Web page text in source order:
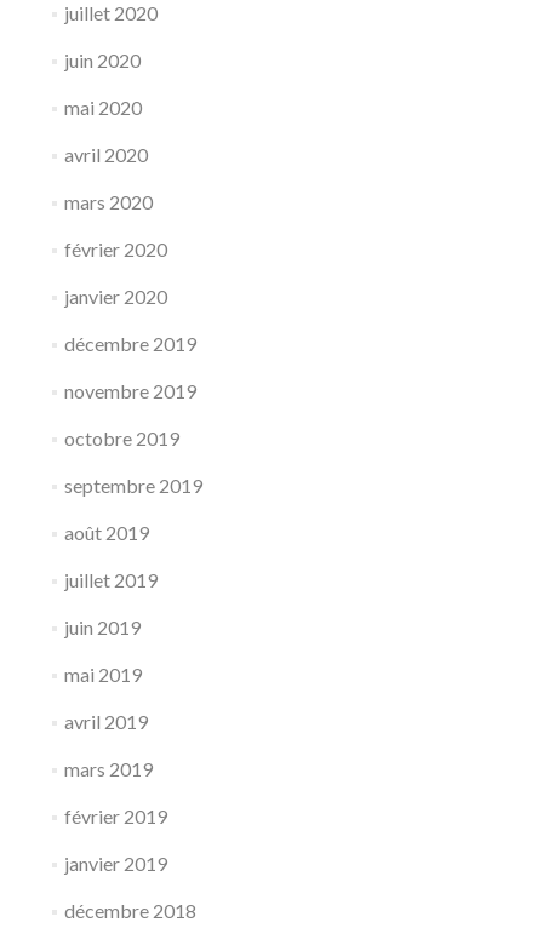
juillet 2020
juin 2020
mai 2020
avril 2020
mars 2020
février 2020
janvier 2020
décembre 2019
novembre 2019
octobre 2019
septembre 2019
août 2019
juillet 2019
juin 2019
mai 2019
avril 2019
mars 2019
février 2019
janvier 2019
décembre 2018